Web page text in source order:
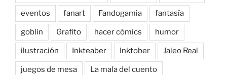
eventos fanart Fandogamia fantasía
goblin Grafito hacer cómics humor
ilustración Inkteaber Inktober Jaleo Real
juegos de mesa La mala del cuento